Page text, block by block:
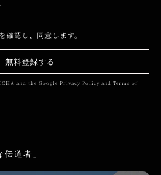
を確認し、同意します。
無料登録する
and the Google Privacy Policy and Terms of
道者」